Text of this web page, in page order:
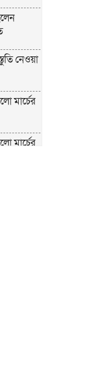
নেওয়া
মার্চের
মার্চের